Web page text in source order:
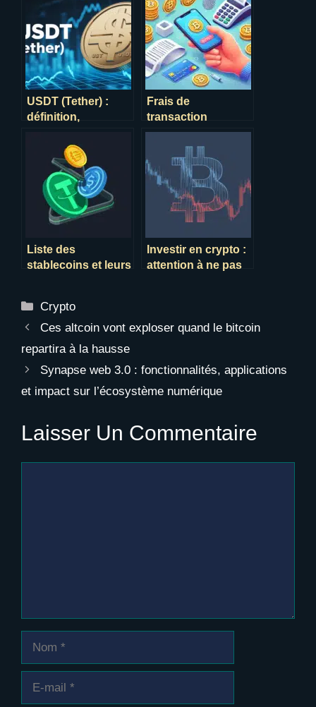
USDT (Tether) :
définition,
utilisation de ce
stablecoin
Frais de
transaction
binance, toutes les
Liste des
stablecoins et leurs
Investir en crypto :
attention à ne pas
Catégories
Crypto
Ces altcoin vont exploser quand le bitcoin
repartira à la hausse
Synapse web 3.0 : fonctionnalités, applications
et impact sur l’écosystème numérique
Laisser Un Commentaire